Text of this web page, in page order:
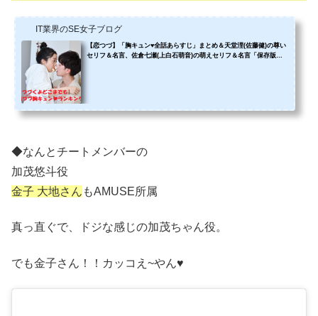
IT業界のSE女子ブログ
【恋つづ】「胸キュン♥全話あらすじ」まとめ＆天堂浬(佐藤健)の尊い
セリフ＆名言、佐倉七瀬(上白石萌音)の萌えセリフ＆名言「保存版７
◆なんとチートメンバーの
加茂悠斗役
金子 大地さん もAMUSE所属
真っ直ぐで、ドジな感じの加茂ちゃん役。
でも金子さん！！カッコえ~やん♥